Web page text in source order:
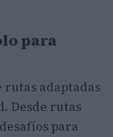
para
adaptadas
Desde rutas
para